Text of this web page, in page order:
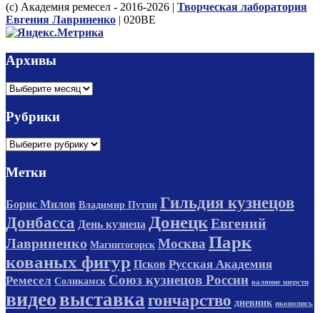
(с) Академия ремесел - 2016-2026 | Творческая лаборатория
Евгения Лавриненко | 020BE
Архивы
Архивы
Рубрики
Рубрики
Метки
Борис Милов Владимир Путин Гильдия кузнецов
Донбасса День кузнеца ДонецкЕвгений
Лавриненко Магнитогорск Москва Парк
кованых фигур Псков Русская Академия
Ремесел Соликамск Союз кузнецов России валяние шерсти
видеовыставка гончарство дневник иконопись